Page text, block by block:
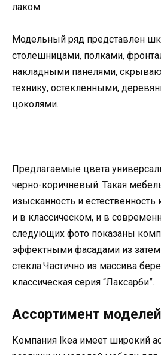
лаком
Модельный ряд представлен
столешницами, полками,
накладными панелями,
технику, остекленными,
цоколями.
Предлагаемые цвета
черно-коричневый. Такая
изысканность и
и в классическом, и в
следующих фото показаны
эффектными фасадами из
стекла.Частично из массива
классическая серия “Лаксарби”.
Ассортимент моделей
Компания Ikea имеет широкий